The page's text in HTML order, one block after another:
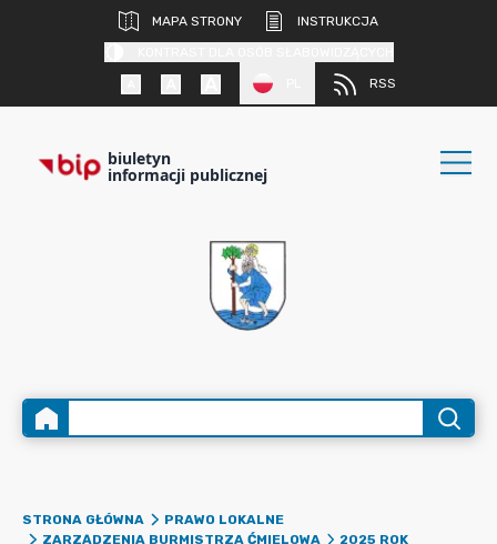
MAPA STRONY
INSTRUKCJA
RSS
biuletyn
informacji publicznej
STRONA GŁÓWNA
PRAWO LOKALNE
ZARZĄDZENIA BURMISTRZA ĆMIELOWA
2025 ROK